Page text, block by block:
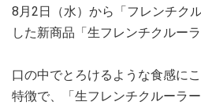
8月2日（水）から「フレンチク
した新商品「生フレンチクルー
口の中でとろけるような食感に
特徴で、「生フレンチクルーラ